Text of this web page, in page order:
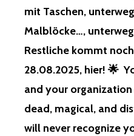
mit Taschen,
Malblöcke…,
Restliche kommt
28.08.2025, hier! 🌟
and your
dead, magical, and
will never recognize